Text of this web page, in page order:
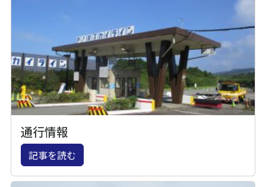
通行情報
記事を読む